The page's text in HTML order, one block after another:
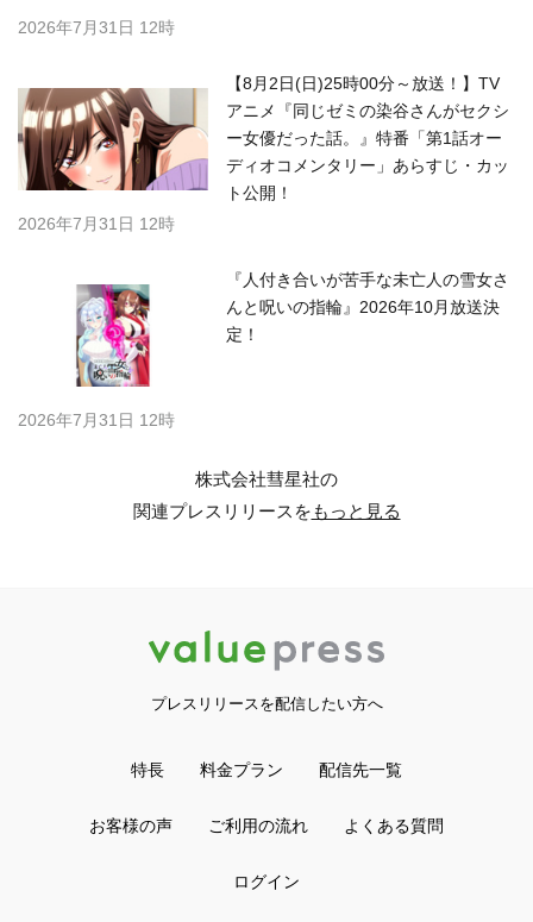
2026年7月31日 12時
【8月2日(日)25時00分～放送！】TV
アニメ『同じゼミの染谷さんがセクシ
ー女優だった話。』特番「第1話オー
ディオコメンタリー」あらすじ・カッ
ト公開！
2026年7月31日 12時
『人付き合いが苦手な未亡人の雪女さ
んと呪いの指輪』2026年10月放送決
定！
2026年7月31日 12時
株式会社彗星社の
関連プレスリリースをもっと見る
プレスリリースを配信したい方へ
特長 料金プラン 配信先一覧
お客様の声 ご利用の流れ よくある質問
ログイン